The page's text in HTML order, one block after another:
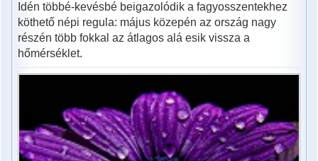
Idén többé-kevésbé beigazolódik a fagyosszentekhez
köthető népi regula: május közepén az ország nagy
részén több fokkal az átlagos alá esik vissza a
hőmérséklet.